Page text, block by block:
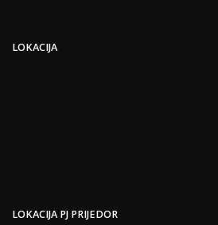
LOKACIJA
LOKACIJA PJ PRIJEDOR